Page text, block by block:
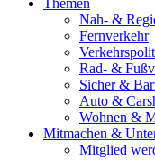
Themen
Nah- &
Fernverkehr
Rad- &
Sicher &
Auto &
Wohnen &
Mitmachen &
Mitglied